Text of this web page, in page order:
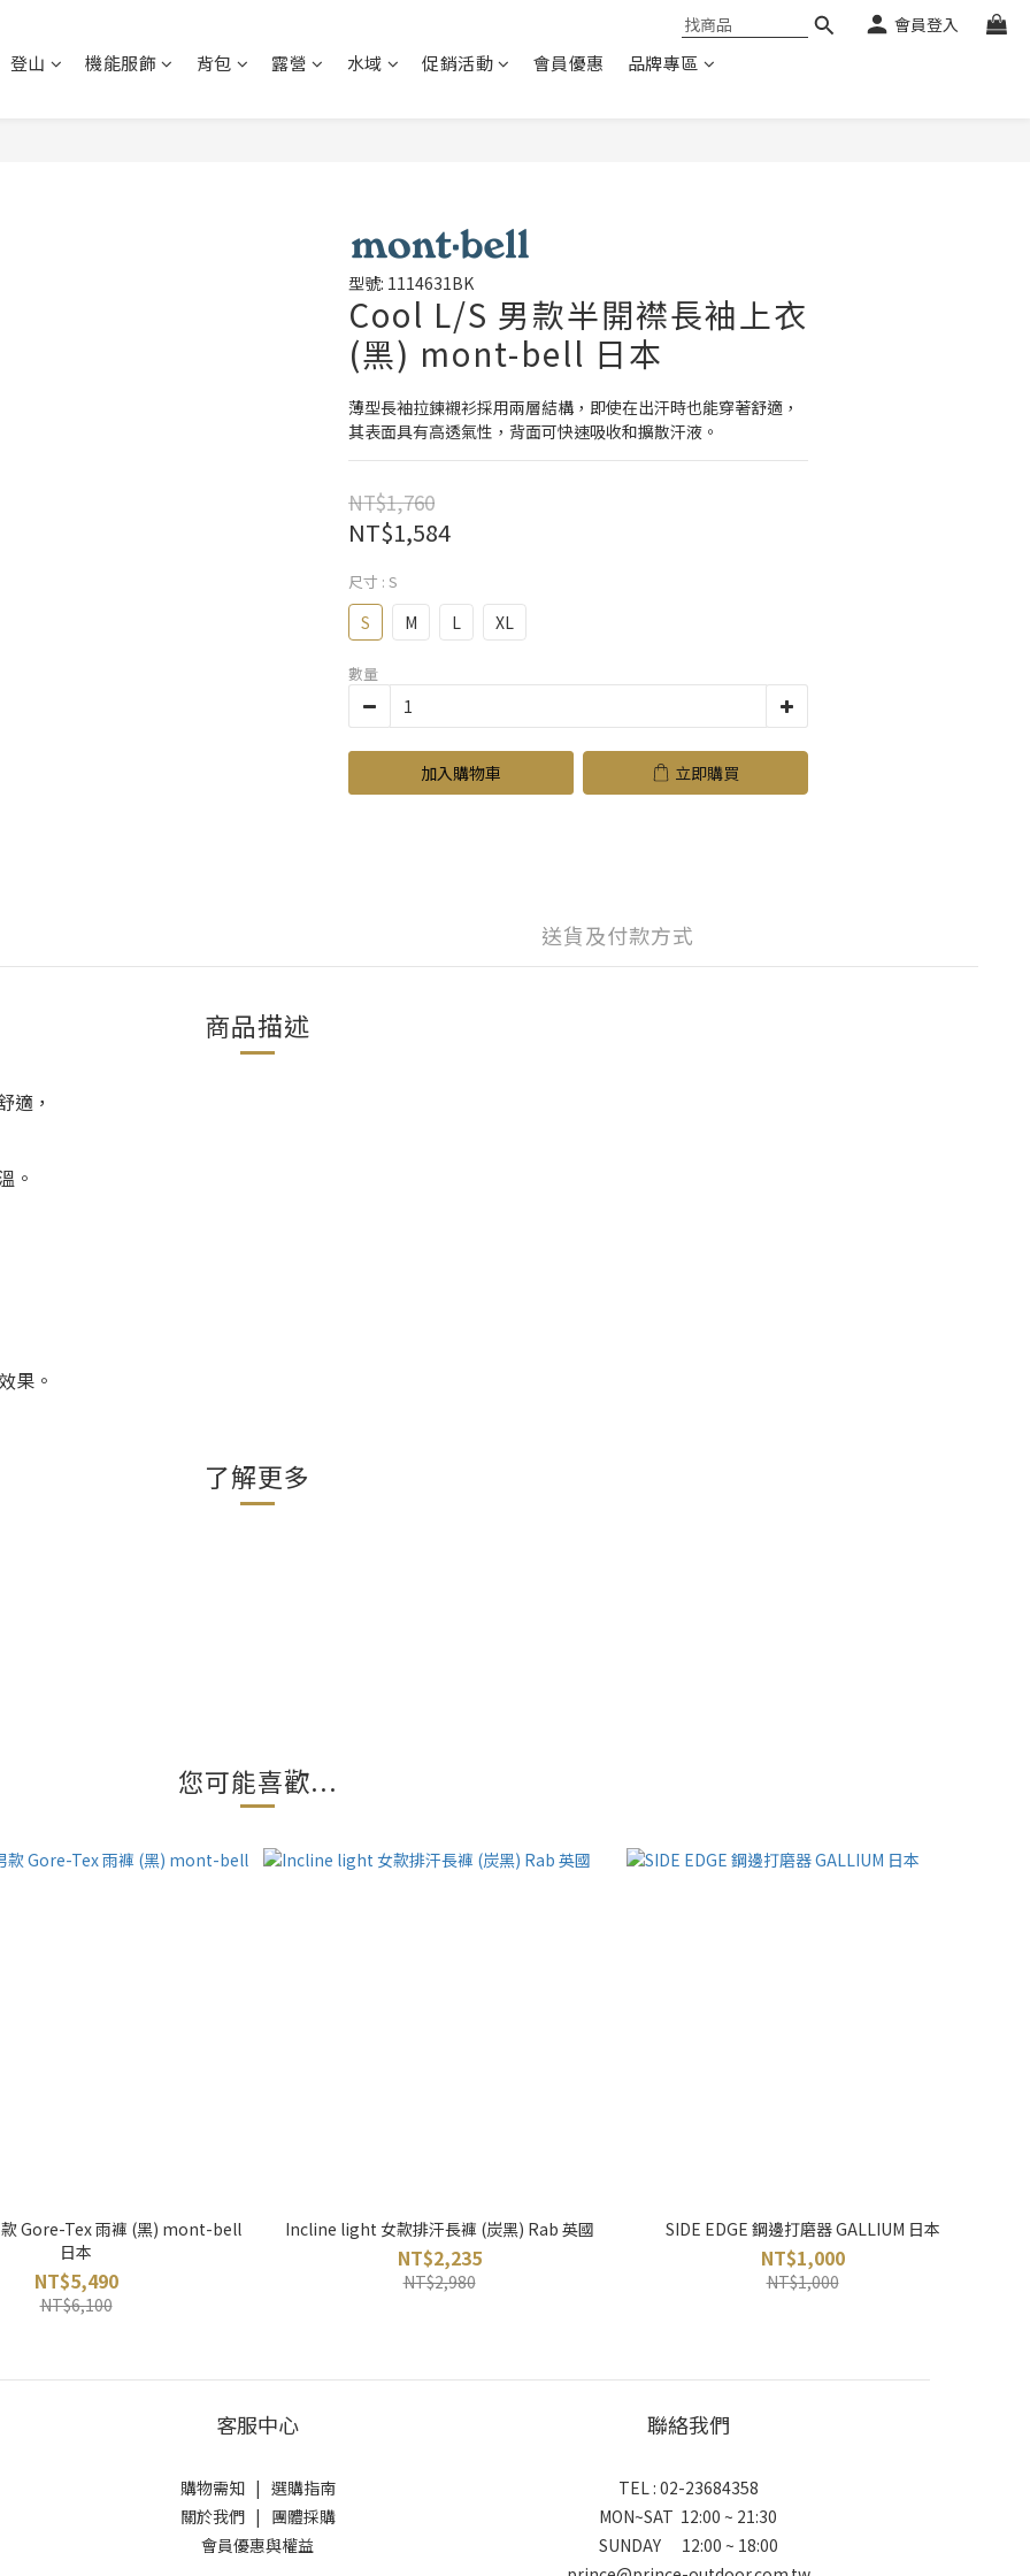
會員登入
登山 機能服飾 背包 露營 水域 促銷活動 會員優惠 品牌專區
型號: 1114631BK
Cool L/S 男款半開襟長袖上衣
(黑) mont-bell 日本
薄型長袖拉鍊襯衫採用兩層結構，即使在出汗時也能穿著舒適，
其表面具有高透氣性，背面可快速吸收和擴散汗液。
NT$1,760
NT$1,584
尺寸 : S
S M L XL
數量
加入購物車 立即購買
送貨及付款方式
商品描述
適，
。
果。
了解更多
您可能喜歡...
Gore-Tex 雨褲 (黑) mont-bell
日本
NT$5,490
NT$6,100
Incline light 女款排汗長褲 (炭黑) Rab 英國
NT$2,235
NT$2,980
SIDE EDGE 鋼邊打磨器 GALLIUM 日本
NT$1,000
NT$1,000
客服中心
購物需知| 選購指南
關於我們| 團體採購
會員優惠與權益
聯絡我們
TEL : 02-23684358
MON~SAT 12:00 ~ 21:30
SUNDAY 12:00 ~ 18:00